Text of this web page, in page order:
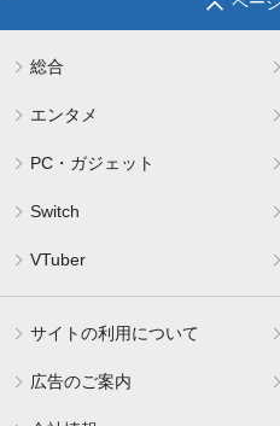
総合
エンタメ
PC・ガジェット
Switch
VTuber
サイトの利用について
広告のご案内